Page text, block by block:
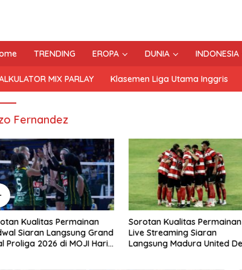
TRENDING EROPA DUNIA INDONESIA
MIX PARLAY Klasemen Liga Utama Inggris
Fernandez
Kualitas Permainan
Siaran Langsung Grand
Proliga 2026 di MOJI Hari
Sorotan Kualitas Permainan
Live Streaming Siaran
Langsung Madura United Dewa